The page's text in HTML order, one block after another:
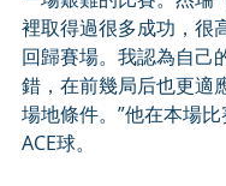
裡取得過很多成功，很
回歸賽場。我認為自己
錯，在前幾局后也更適
場地條件。”他在本場
ACE球。